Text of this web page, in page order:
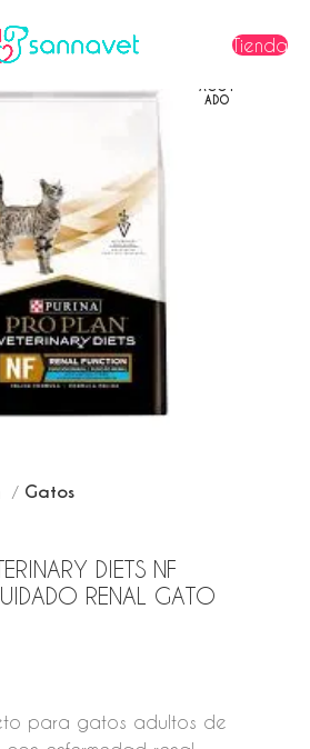
Tienda
AGOT
ADO
Gatos
DIETS NF
RENAL GATO
para gatos adultos de